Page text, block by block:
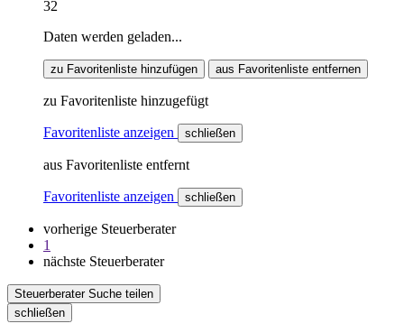
32
Daten werden geladen...
zu Favoritenliste hinzufügen aus Favoritenliste entfernen
zu Favoritenliste hinzugefügt
Favoritenliste anzeigen schließen
aus Favoritenliste entfernt
Favoritenliste anzeigen schließen
vorherige Steuerberater
1
nächste Steuerberater
Steuerberater Suche teilen
schließen